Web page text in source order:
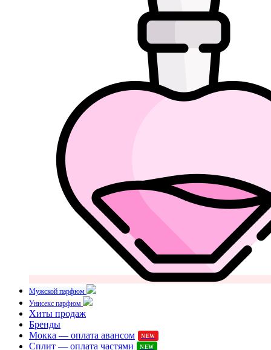
Мужской парфюм
Унисекс парфюм
Хиты продаж
Бренды
Мокка — оплата авансом
NEW
Сплит — оплата частями NEW